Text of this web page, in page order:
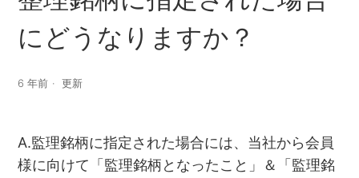
にどうなりますか？
6 年前 更新
A.監理銘柄に指定された場合には、当社から会員
様に向けて「監理銘柄となったこと」＆「監理銘